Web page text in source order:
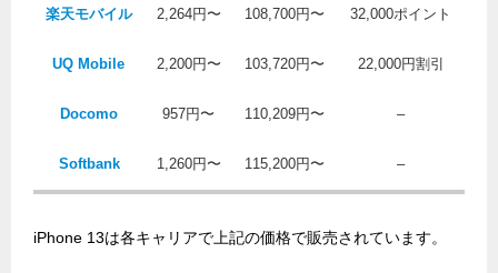
楽天モバイル 2,264円〜 108,700円〜 32,000ポイント
UQ Mobile 2,200円〜 103,720円〜 22,000円割引
Docomo 957円〜 110,209円〜 –
Softbank 1,260円〜 115,200円〜 –
iPhone 13は各キャリアで上記の価格で販売されています。